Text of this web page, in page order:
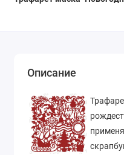
Описание